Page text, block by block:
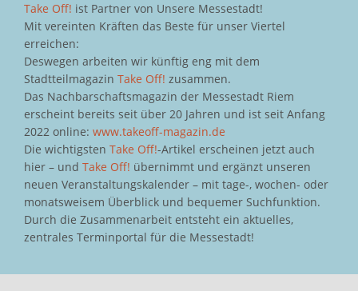
Take Off! ist Partner von Unsere Messestadt!
Mit vereinten Kräften das Beste für unser Viertel
erreichen:
Deswegen arbeiten wir künftig eng mit dem
Stadtteilmagazin Take Off! zusammen.
Das Nachbarschaftsmagazin der Messestadt Riem
erscheint bereits seit über 20 Jahren und ist seit Anfang
2022 online: www.takeoff-magazin.de
Die wichtigsten Take Off!-Artikel erscheinen jetzt auch
hier – und Take Off! übernimmt und ergänzt unseren
neuen Veranstaltungskalender – mit tage-, wochen- oder
monatsweisem Überblick und bequemer Suchfunktion.
Durch die Zusammenarbeit entsteht ein aktuelles,
zentrales Terminportal für die Messestadt!